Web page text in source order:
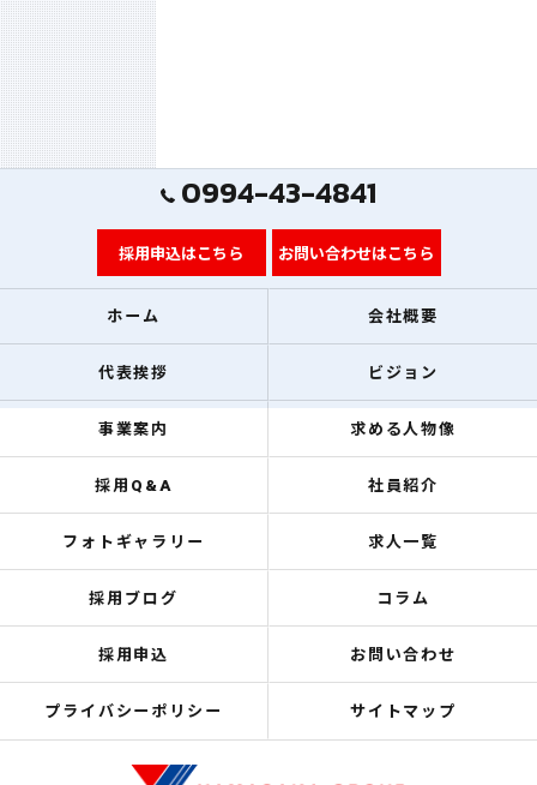
0994-43-4841
採用申込はこちら お問い合わせはこちら
ホーム 会社概要
代表挨拶 ビジョン
事業案内 求める人物像
採用Q&A 社員紹介
フォトギャラリー 求人一覧
採用ブログ コラム
採用申込 お問い合わせ
プライバシーポリシー サイトマップ